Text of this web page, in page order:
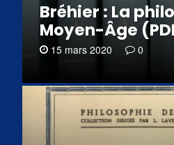
Bréhier : La
Moyen-Âge
15 mars 2020 0